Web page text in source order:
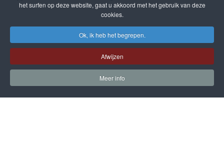
het surfen op deze website, gaat u akkoord met het gebruik van deze
cookies.
Ok, ik heb het begrepen.
Afwijzen
Meer info